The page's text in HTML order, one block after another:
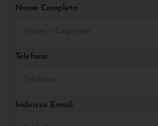
Nome Completo:
Telefono:
Indirizzo Email: